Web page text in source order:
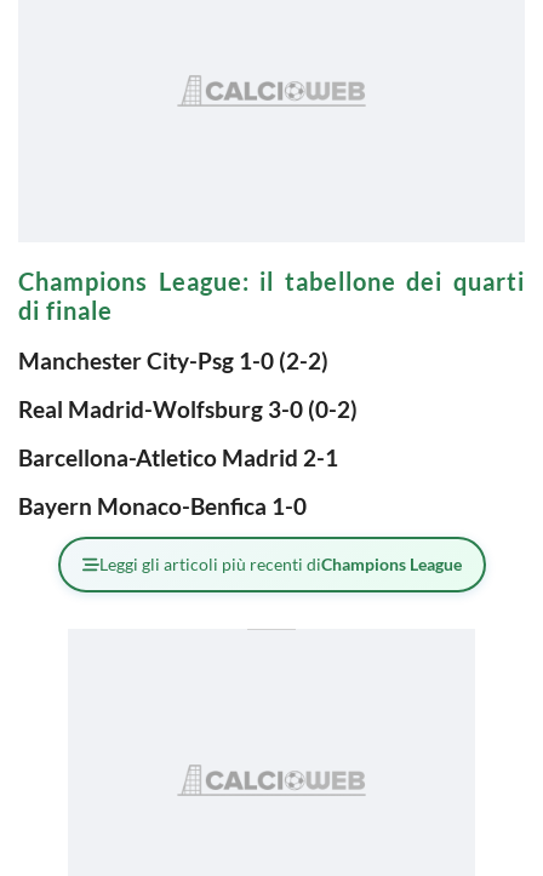
Champions League: il tabellone dei quarti
di finale
Manchester City-Psg 1-0 (2-2)
Real Madrid-Wolfsburg 3-0 (0-2)
Barcellona-Atletico Madrid 2-1
Bayern Monaco-Benfica 1-0
Leggi gli articoli più recenti diChampions League